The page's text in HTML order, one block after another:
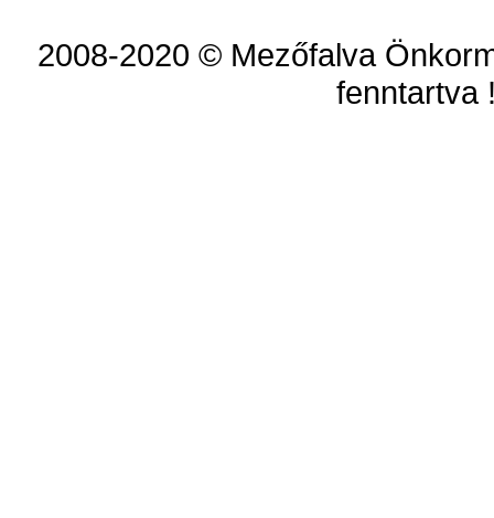
2008-2020 © Mezőfalva
fenntartva